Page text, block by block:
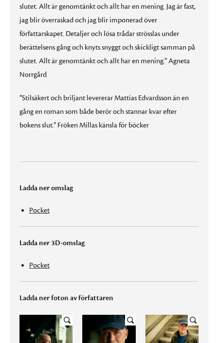
slutet. Allt är genomtänkt och allt har en mening. Jag är fast,
jag blir överraskad och jag blir imponerad över
författarskapet. Detaljer och lösa trådar strösslas under
berättelsens gång och knyts snyggt och skickligt samman på
slutet. Allt är genomtänkt och allt har en mening.” Agneta
Norrgård
”Stilsäkert och briljant levererar Mattias Edvardsson än en
gång en roman som både berör och stannar kvar efter
bokens slut.” Fröken Millas känsla för böcker
Ladda ner omslag
Pocket
Ladda ner 3D-omslag
Pocket
Ladda ner foton av författaren